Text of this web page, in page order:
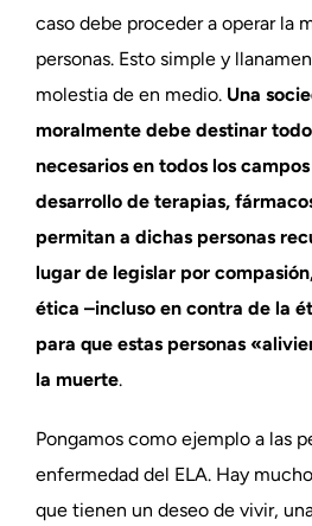
caso debe proceder a operar la
personas. Esto simple y
molestia de en medio. Una
moralmente debe destinar
necesarios en todos los
desarrollo de terapias,
permitan a dichas personas
lugar de legislar por
ética –incluso en contra de la
para que estas personas
la muerte.
Pongamos como ejemplo a las
enfermedad del ELA. Hay
que tienen un deseo de vivir,